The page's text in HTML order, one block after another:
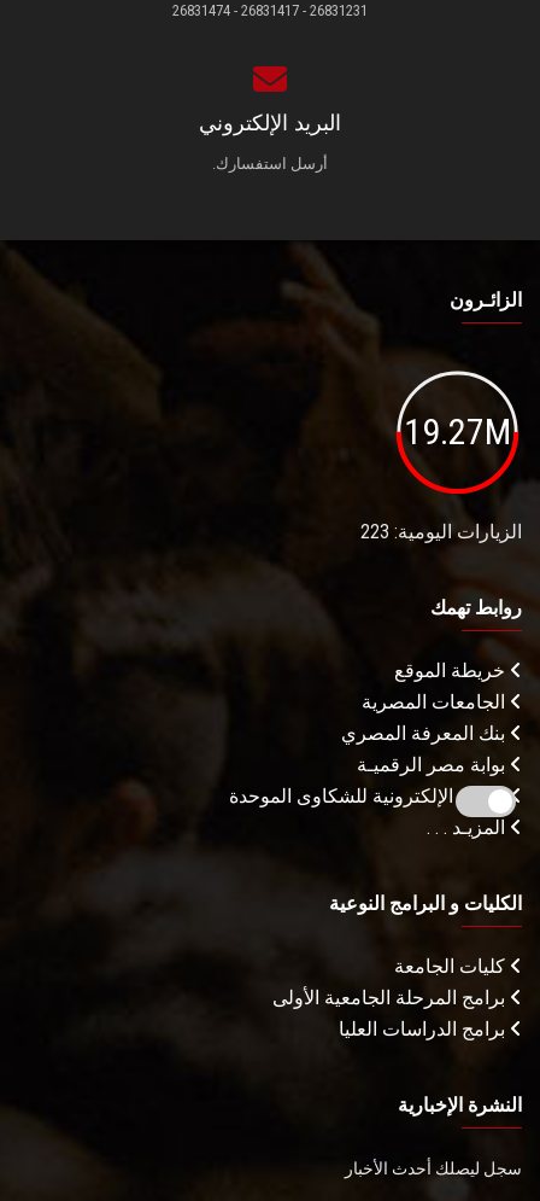
26831231 - 26831417 - 26831474
البريد الإلكتروني
أرسل استفسارك.
الزائـرون
19.27M
الزيارات اليومية: 223
روابط تهمك
خريطة الموقع
الجامعات المصرية
بنك المعرفة المصري
بوابة مصر الرقميـة
البوابة الإلكترونية للشكاوى الموحدة
المزيـد . . .
الكليات و البرامج النوعية
كليات الجامعة
برامج المرحلة الجامعية الأولى
برامج الدراسات العليا
النشرة الإخبارية
سجل ليصلك أحدث الأخبار